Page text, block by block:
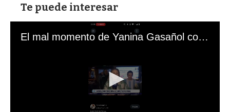
Te puede interesar
El mal momento de Yanina Gasañol con un hincha argentino en "Subrayado"